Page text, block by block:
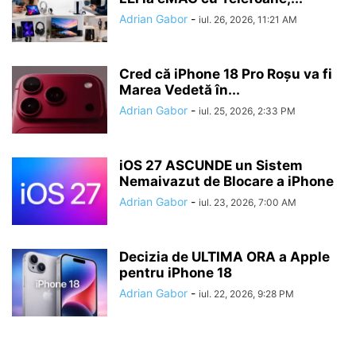
Adrian Gabor - iul. 26, 2026, 11:21 AM
Cred că iPhone 18 Pro Roșu va fi
Marea Vedetă în...
Adrian Gabor - iul. 25, 2026, 2:33 PM
iOS 27 ASCUNDE un Sistem
Nemaivazut de Blocare a iPhone
Adrian Gabor - iul. 23, 2026, 7:00 AM
Decizia de ULTIMA ORA a Apple
pentru iPhone 18
Adrian Gabor - iul. 22, 2026, 9:28 PM